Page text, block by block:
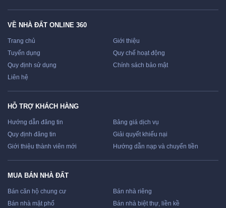
VỀ NHÀ ĐẤT ONLINE 360
Trang chủ
Giới thiệu
Tuyển dụng
Quy chế hoạt động
Quy định sử dụng
Chính sách bảo mật
Liên hệ
HỖ TRỢ KHÁCH HÀNG
Hướng dẫn đăng tin
Bảng giá dịch vụ
Quy định đăng tin
Giải quyết khiếu nại
Giới thiệu thành viên mới
Hướng dẫn nạp và chuyển tiền
MUA BÁN NHÀ ĐẤT
Bán căn hộ chung cư
Bán nhà riêng
Bán nhà mặt phố
Bán nhà biệt thự, liền kề